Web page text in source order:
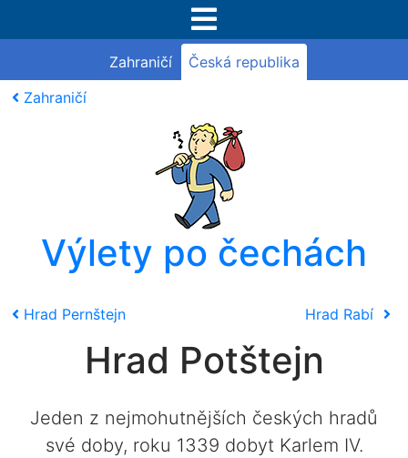
Zahraničí
Česká republika
Zahraničí
Výlety po čechách
Hrad Pernštejn
Hrad Potštejn
Hrad Rabí
Jeden z nejmohutnějších českých hradů
své doby, roku 1339 dobyt Karlem IV.